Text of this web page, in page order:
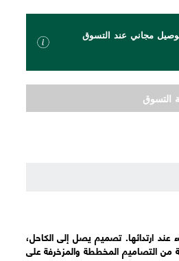
توصيل مجاني عند التسوق
التسوق
ارتدائها. تصميم يصل إلى الكاحل،
من التصاميم المخططة والمزخرفة على